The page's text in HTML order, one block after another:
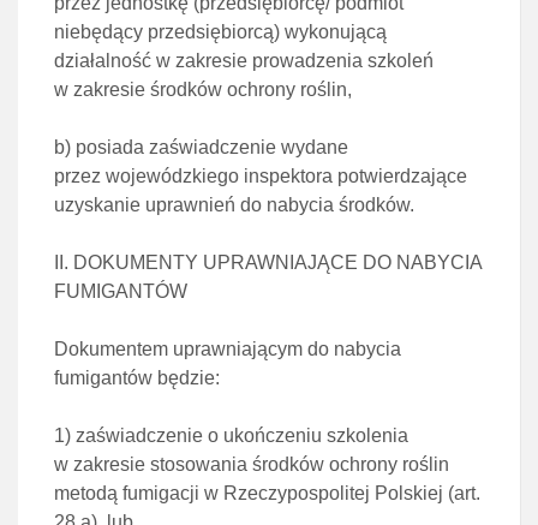
niebędący przedsiębiorcą) wykonującą
działalność w zakresie prowadzenia szkoleń
w zakresie środków ochrony roślin,
b) posiada zaświadczenie wydane
przez wojewódzkiego inspektora potwierdzające
uzyskanie uprawnień do nabycia środków.
II. DOKUMENTY UPRAWNIAJĄCE DO NABYCIA
FUMIGANTÓW
Dokumentem uprawniającym do nabycia
fumigantów będzie:
1) zaświadczenie o ukończeniu szkolenia
w zakresie stosowania środków ochrony roślin
metodą fumigacji w Rzeczypospolitej Polskiej (art.